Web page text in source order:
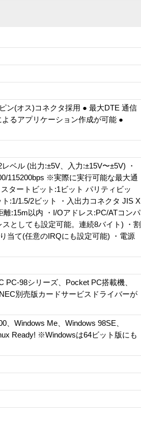
ン(オス)コネクタ採用 ● 最大DTE 通信
るアプリケーション作成が可能 ●
ベル (出力:±5V、入力:±15V〜±5V) ・
115200bps ※実際に実行可能な最大通
タートビット:1ビット パリティビッ
:1/1.5/2ビット ・入出力コネクタ JIS X
:15m以内 ・I/Oアドレス:PC/ATコンパ
としても設定可能。連続8バイト) ・割
当て(任意のIRQにも設定可能) ・電源
98シリーズ、Pocket PC搭載機、
別売版カードサービスドライバーが
、Windows Me、Windows 98SE、
Ready! ※Windowsは64ビット版にも